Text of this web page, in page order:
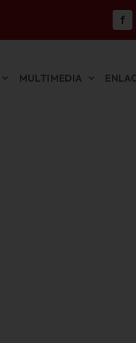
MULTIMEDIA